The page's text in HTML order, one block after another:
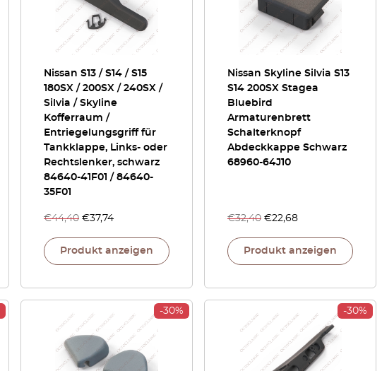
Nissan S13 / S14 / S15
180SX / 200SX / 240SX /
Silvia / Skyline
Kofferraum /
Entriegelungsgriff für
Tankklappe, Links- oder
Rechtslenker, schwarz
84640-41F01 / 84640-
35F01
€44,40 €37,74
Produkt anzeigen
Nissan Skyline Silvia S13
S14 200SX Stagea
Bluebird
Armaturenbrett
Schalterknopf
Abdeckkappe Schwarz
68960-64J10
€32,40 €22,68
Produkt anzeigen
-30% -30%